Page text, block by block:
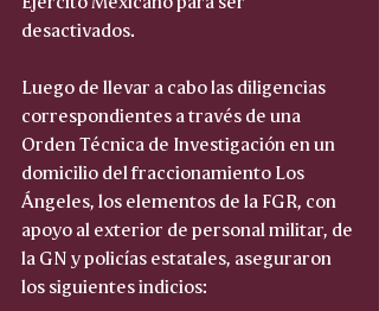
desactivados.
Luego de llevar a cabo las diligencias
correspondientes a través de una
Orden Técnica de Investigación en un
domicilio del fraccionamiento Los
Ángeles, los elementos de la FGR, con
apoyo al exterior de personal militar, de
la GN y policías estatales, aseguraron
los siguientes indicios: